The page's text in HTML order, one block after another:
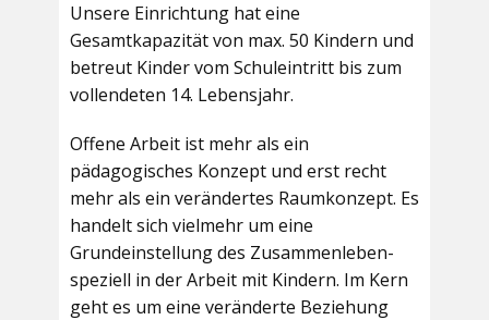
Unsere Einrichtung hat eine
Gesamtkapazität von max. 50 Kindern und
betreut Kinder vom Schuleintritt bis zum
vollendeten 14. Lebensjahr.
Offene Arbeit ist mehr als ein
pädagogisches Konzept und erst recht
mehr als ein verändertes Raumkonzept. Es
handelt sich vielmehr um eine
Grundeinstellung des Zusammenleben-
speziell in der Arbeit mit Kindern. Im Kern
geht es um eine veränderte Beziehung